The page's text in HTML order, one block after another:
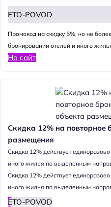
ETO-POVOD
Промокод на скидку 5%, но не
бронировании отелей и иного
На сайт
Скидка 12% на повторное
размещения
Cкидка 12% действует
иного жилья по выделенным
Cкидка 12% действует
иного жилья по выделенным
ETO-POVOD